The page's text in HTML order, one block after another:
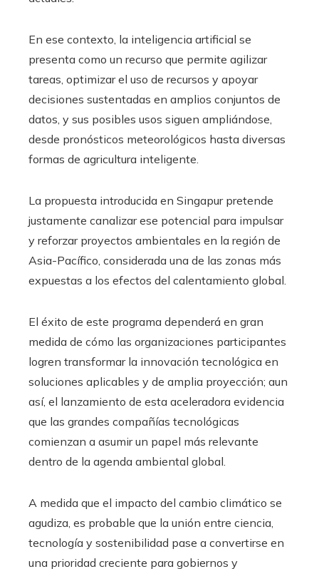
En ese contexto, la inteligencia artificial se
presenta como un recurso que permite agilizar
tareas, optimizar el uso de recursos y apoyar
decisiones sustentadas en amplios conjuntos de
datos, y sus posibles usos siguen ampliándose,
desde pronósticos meteorológicos hasta diversas
formas de agricultura inteligente.
La propuesta introducida en Singapur pretende
justamente canalizar ese potencial para impulsar
y reforzar proyectos ambientales en la región de
Asia-Pacífico, considerada una de las zonas más
expuestas a los efectos del calentamiento global.
El éxito de este programa dependerá en gran
medida de cómo las organizaciones participantes
logren transformar la innovación tecnológica en
soluciones aplicables y de amplia proyección; aun
así, el lanzamiento de esta aceleradora evidencia
que las grandes compañías tecnológicas
comienzan a asumir un papel más relevante
dentro de la agenda ambiental global.
A medida que el impacto del cambio climático se
agudiza, es probable que la unión entre ciencia,
tecnología y sostenibilidad pase a convertirse en
una prioridad creciente para gobiernos y